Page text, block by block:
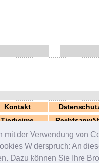
der Verwendung von
Widerspruch: An
Dazu können Sie Ihre
Kontakt
Tierheime